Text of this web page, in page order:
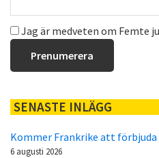
Jag är medveten om Femte
SENASTE INLÄGG
Kommer Frankrike att förbjuda
6 augusti 2026